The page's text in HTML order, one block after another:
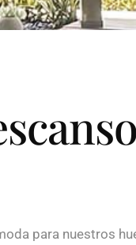
para nuestros